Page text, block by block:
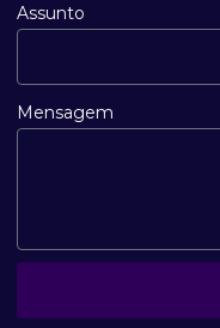
Assunto
Mensagem